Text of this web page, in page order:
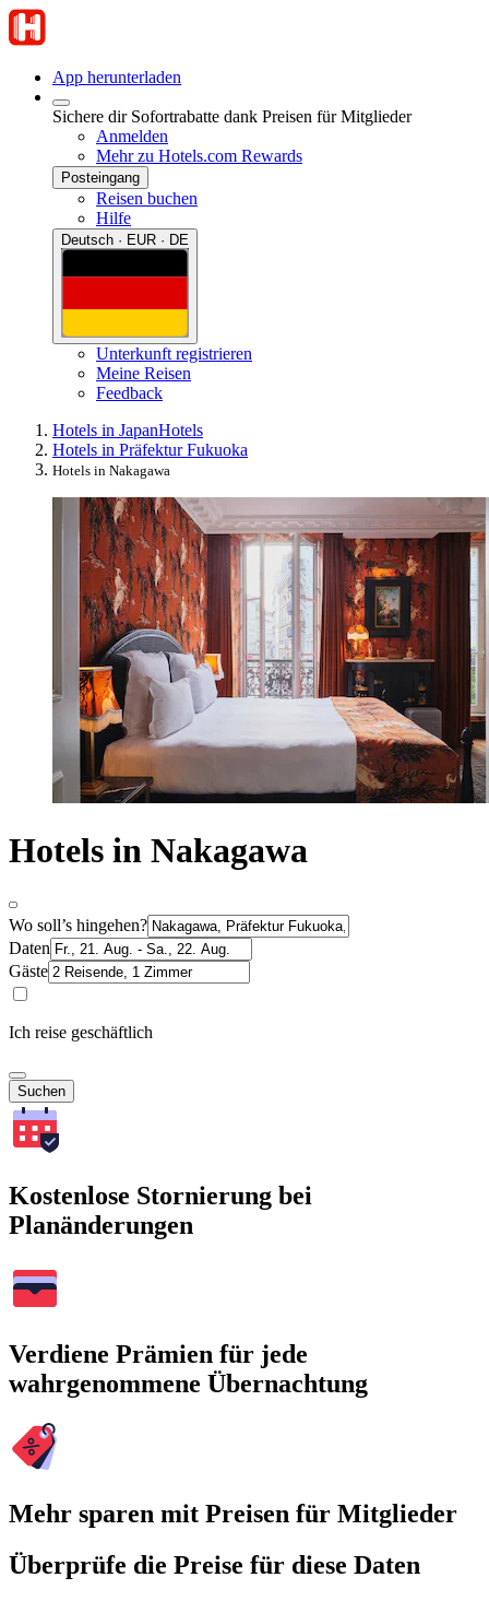
App herunterladen
Sichere dir Sofortrabatte dank Preisen für Mitglieder
Anmelden
Mehr zu Hotels.com Rewards
Posteingang
Reisen buchen
Hilfe
Deutsch · EUR · DE
Unterkunft registrieren
Meine Reisen
Feedback
Hotels in JapanHotels
Hotels in Präfektur Fukuoka
Hotels in Nakagawa
Hotels in Nakagawa
Wo soll’s hingehen?
Daten
Gäste
Ich reise geschäftlich
Suchen
Kostenlose Stornierung bei
Planänderungen
Verdiene Prämien für jede
wahrgenommene Übernachtung
Mehr sparen mit Preisen für Mitglieder
Überprüfe die Preise für diese Daten